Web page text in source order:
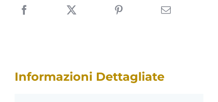
Informazioni Dettagliate